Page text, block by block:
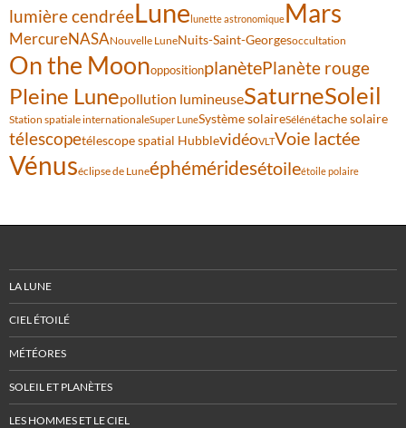
lumière cendréeLunelunette astronomiqueMars
MercureNASANouvelle LuneNuits-Saint-Georgesoccultation
On the MoonoppositionplanètePlanète rouge
Pleine Lunepollution lumineuseSaturneSoleil
Station spatiale internationaleSuper LuneSystème solaireSélénétache solaire
télescopetélescope spatial HubblevidéoVLTVoie lactée
Vénuséclipse de Luneéphéméridesétoileétoile polaire
LA LUNE
CIEL ÉTOILÉ
MÉTÉORES
SOLEIL ET PLANÈTES
LES HOMMES ET LE CIEL